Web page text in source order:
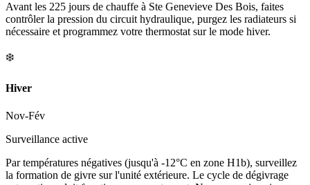
Avant les 225 jours de chauffe à Ste Genevieve Des Bois, faites
contrôler la pression du circuit hydraulique, purgez les radiateurs si
nécessaire et programmez votre thermostat sur le mode hiver.
❄️
Hiver
Nov-Fév
Surveillance active
Par températures négatives (jusqu'à -12°C en zone H1b), surveillez
la formation de givre sur l'unité extérieure. Le cycle de dégivrage